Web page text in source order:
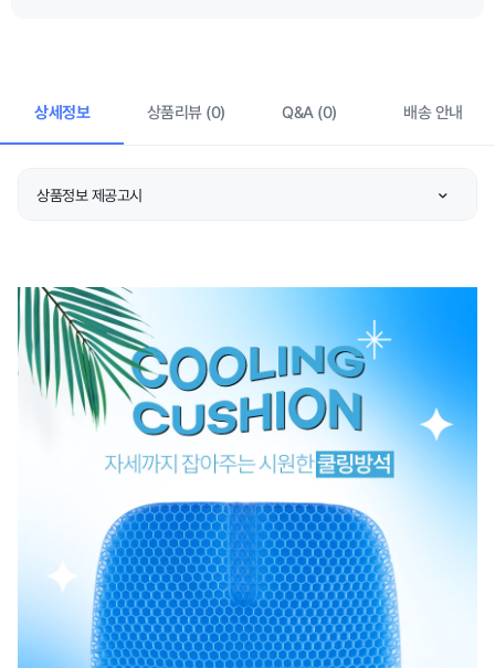
상세정보 상품리뷰 (0) Q&A (0) 배송 안내
상품정보 제공고시
색상 상품 상세설명 참조
치수
제품구성 상품 상세설명 참조
제조자/수입자 상품 상세설명 참조
제조국 상품 상세설명 참조
세탁방법 및 취급시 주의
상품 상세설명 참조
품질보증기준 상품 상세설명 참조
A/S 책임자와 전화번호 상품 상세설명 참조
주문후 예상 배송기간 상품 상세설명 참조